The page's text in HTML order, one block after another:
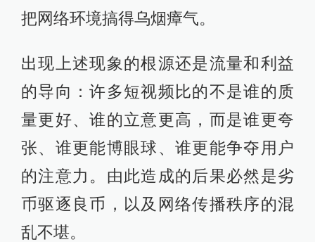
把网络环境搞得乌烟瘴气。
出现上述现象的根源还是流量和利益
的导向：许多短视频比的不是谁的质
量更好、谁的立意更高，而是谁更夸
张、谁更能博眼球、谁更能争夺用户
的注意力。由此造成的后果必然是劣
币驱逐良币，以及网络传播秩序的混
乱不堪。